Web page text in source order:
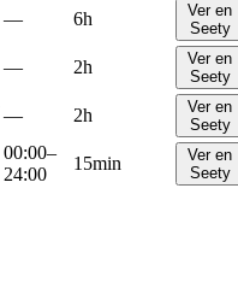
— 6h
Ver en
Seety
— 2h
Ver en
Seety
— 2h
Ver en
Seety
00:00–
24:00
15min
Ver en
Seety